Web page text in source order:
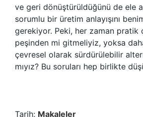
ve geri dönüştürüldüğünü de ele
sorumlu bir üretim anlayışını
gerekiyor. Peki, her zaman pratik
peşinden mi gitmeliyiz, yoksa
çevresel olarak sürdürülebilir
mıyız? Bu soruları hep birlikte
Tarih: Makaleler